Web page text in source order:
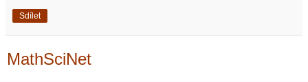
Sdílet
MathSciNet